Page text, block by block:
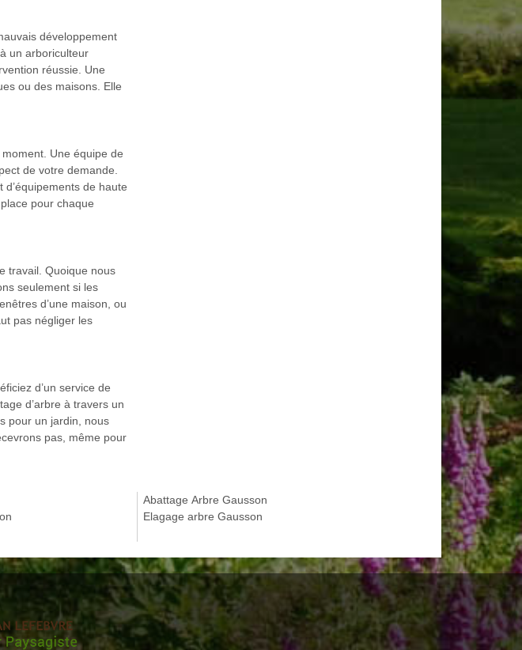
développement
un arboriculteur
réussie. Une
ou des maisons. Elle
Une équipe de
de votre demande.
d’équipements de haute
pour chaque
travail. Quoique nous
seulement si les
d’une maison, ou
pas négliger les
d’un service de
d’arbre à travers un
pour un jardin, nous
pas, même pour
Abattage Arbre Gausson
Elagage arbre Gausson